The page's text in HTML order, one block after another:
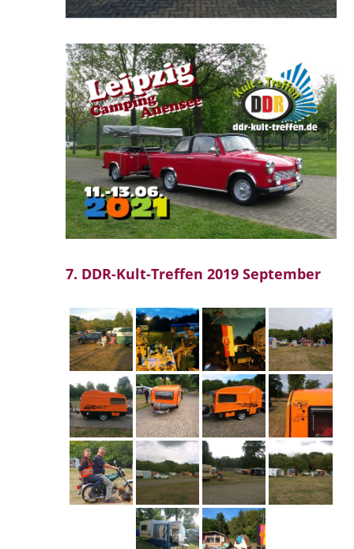
7. DDR-Kult-Treffen 2019 September